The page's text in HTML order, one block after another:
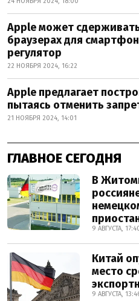
Apple может
браузерах для
регулятор
22 НОЯБРЯ 2024, 16:22
Apple предлагает
пытаясь отменить
21 НОЯБРЯ 2024, 14:01
ГЛАВНОЕ СЕГОДНЯ
В
9 АВГУСТА,
Китай
место
9 АВГУСТА,